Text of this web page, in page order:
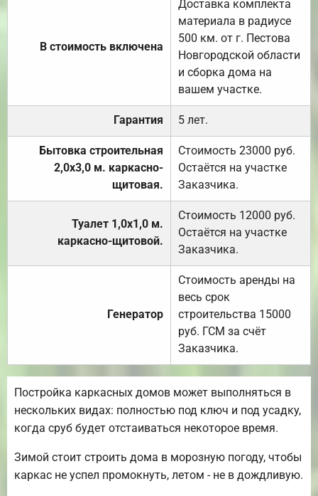
В стоимость включена
Доставка комплекта
материала в радиусе
500 км. от г. Пестова
Новгородской области
и сборка дома на
вашем участке.
Гарантия 5 лет.
Бытовка строительная
2,0х3,0 м. каркасно-
щитовая.
Стоимость 23000 руб.
Остаётся на участке
Заказчика.
Туалет 1,0х1,0 м.
каркасно-щитовой.
Стоимость 12000 руб.
Остаётся на участке
Заказчика.
Генератор
Стоимость аренды на
весь срок
строительства 15000
руб. ГСМ за счёт
Заказчика.
Постройка каркасных домов может выполняться в
нескольких видах: полностью под ключ и под усадку,
когда сруб будет отстаиваться некоторое время.
Зимой стоит строить дома в морозную погоду, чтобы
каркас не успел промокнуть, летом - не в дождливую.